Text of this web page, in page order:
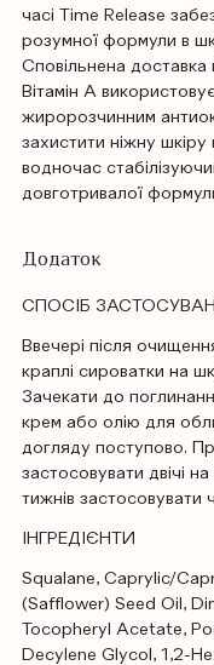
часі Time Release
розумної формули в
Сповільнена
Вітамін А
жиророзчинним
захистити ніжну шкіру
водночас
довготривалої
Додаток
СПОСІБ
Ввечері після
краплі сироватки на
Зачекати до
крем або олію для
догляду поступово.
застосовувати двічі
тижнів застосовувати
ІНГРЕДІЄНТИ
Squalane, Caprylic/
(Safflower) Seed Oil,
Tocopheryl Acetate,
Decylene Glycol, 1,2-